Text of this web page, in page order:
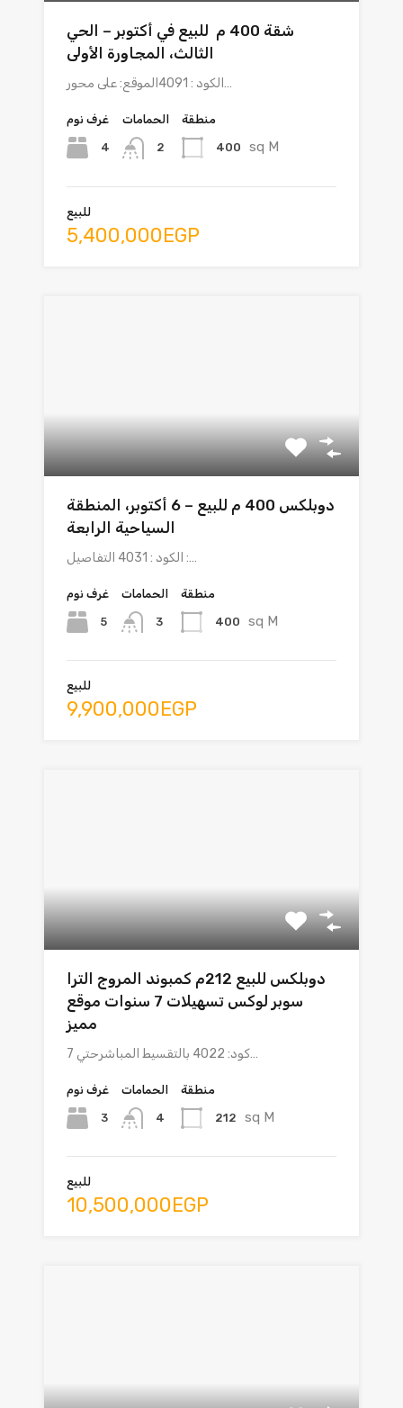
شقة 400 م للبيع في أكتوبر – الحي
الثالث، المجاورة الأولى
الكود : 4091الموقع: على محور…
غرف نوم
4
الحمامات
2
منطقة
400 sq M
للبيع
5,400,000EGP
دوبلكس 400 م للبيع – 6 أكتوبر، المنطقة
السياحية الرابعة
الكود : 4031 التفاصيل :…
غرف نوم
5
الحمامات
3
منطقة
400 sq M
للبيع
9,900,000EGP
دوبلكس للبيع 212م كمبوند المروج الترا
سوبر لوكس تسهيلات 7 سنوات موقع
مميز
كود: 4022 بالتقسيط المباشرحتي 7…
غرف نوم
3
الحمامات
4
منطقة
212 sq M
للبيع
10,500,000EGP